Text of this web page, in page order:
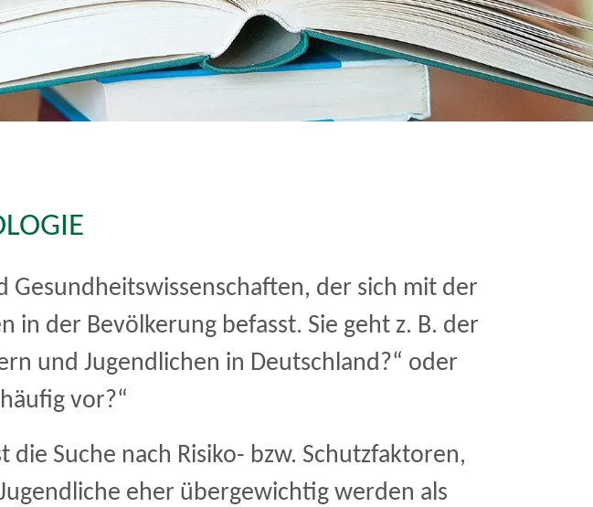
Gesundheitswissenschaften, der sich mit der
der Bevölkerung befasst. Sie geht z. B. der
und Jugendlichen in Deutschland?“ oder
vor?“
Suche nach Risiko- bzw. Schutzfaktoren,
eher übergewichtig werden als